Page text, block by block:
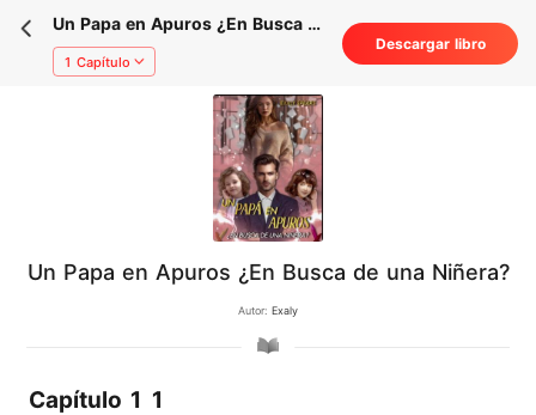
Un Papa en Apuros ¿En Busca de
una Niñera?
1 Capítulo
Descargar libro
Un Papa en Apuros ¿En Busca de una Niñera?
Autor: Exaly
Capítulo 1 1